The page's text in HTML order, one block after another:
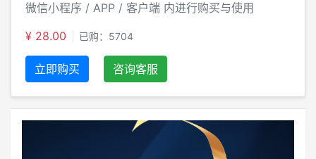
微信小程序 / APP / 客户端 内进行购买与使用
¥ 28.00
已购：5704
立即购买 咨询客服